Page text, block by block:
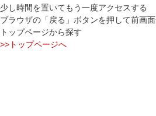
少し時間を置いてもう一度アクセスする
ブラウザの「戻る」ボタンを押して前画
トップページから探す
>>トップページへ